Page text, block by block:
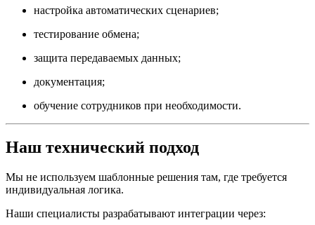
настройка автоматических сценариев;
тестирование обмена;
защита передаваемых данных;
документация;
обучение сотрудников при необходимости.
Наш технический подход
Мы не используем шаблонные решения там, где требуется
индивидуальная логика.
Наши специалисты разрабатывают интеграции через: